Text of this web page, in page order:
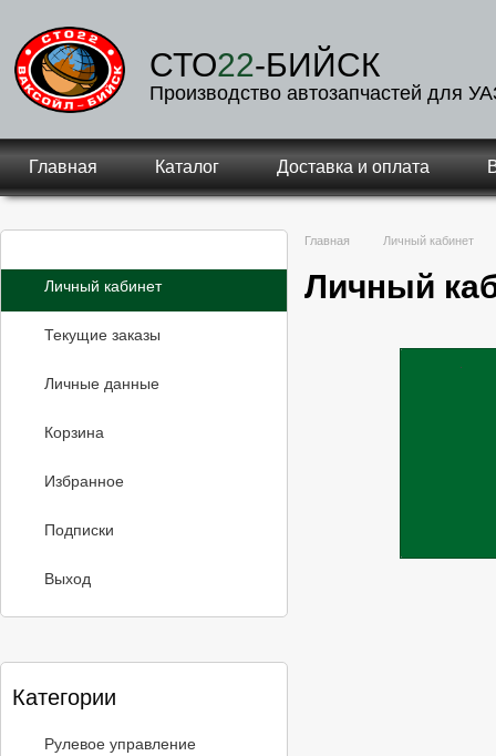
СТО22-БИЙСК
Производство автозапчастей для
Главная Каталог Доставка и оплата
Личный кабинет
Текущие заказы
Личные данные
Корзина
Избранное
Подписки
Выход
Категории
Рулевое управление
Главная Личный кабинет
Личный